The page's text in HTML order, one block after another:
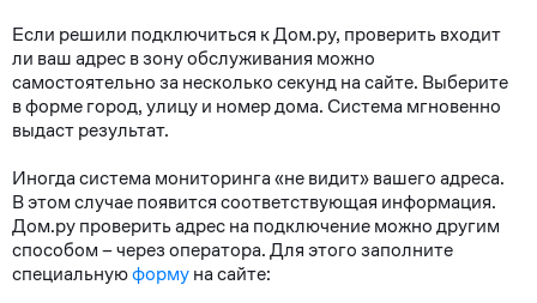
Если решили подключиться к Дом.ру, проверить входит
ли ваш адрес в зону обслуживания можно
самостоятельно за несколько секунд на сайте. Выберите
в форме город, улицу и номер дома. Система мгновенно
выдаст результат.
Иногда система мониторинга «не видит» вашего адреса.
В этом случае появится соответствующая информация.
Дом.ру проверить адрес на подключение можно другим
способом – через оператора. Для этого заполните
специальнуюформуна сайте: